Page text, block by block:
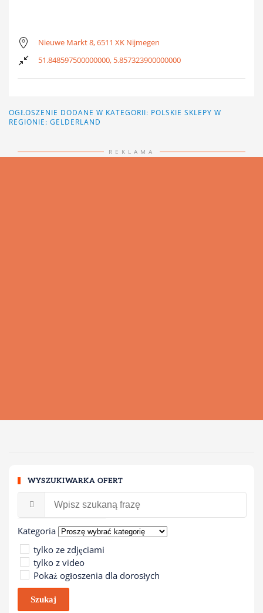
Nieuwe Markt 8, 6511 XK Nijmegen
51.848597500000000, 5.857323900000000
OGŁOSZENIE DODANE W KATEGORII: POLSKIE SKLEPY W
REGIONIE: GELDERLAND
REKLAMA
WYSZUKIWARKA OFERT
Kategoria
tylko ze zdjęciami
tylko z video
Pokaż ogłoszenia dla dorosłych
Szukaj